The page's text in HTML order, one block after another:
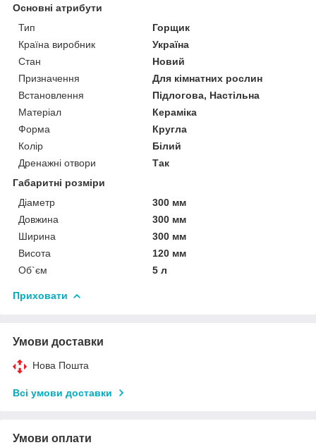
Основні атрибути
Тип
Горщик
Країна виробник
Україна
Стан
Новий
Призначення
Для кімнатних рослин
Встановлення
Підлогова, Настільна
Матеріал
Кераміка
Форма
Кругла
Колір
Білий
Дренажні отвори
Так
Габаритні розміри
Діаметр
300 мм
Довжина
300 мм
Ширина
300 мм
Висота
120 мм
Об`єм
5 л
Приховати
Умови доставки
Нова Пошта
Всі умови доставки
Умови оплати